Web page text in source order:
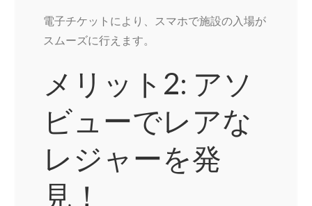
電子チケットにより、スマホで施設の入場が
スムーズに行えます。
メリット2: アソ
ビューでレアな
レジャーを発
見！